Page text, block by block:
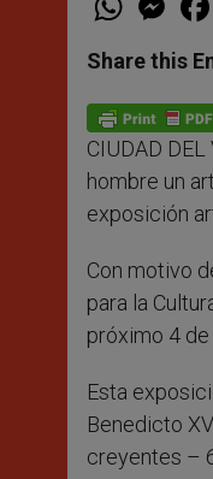
t
s
p
p
e
s
e
g
e
r
Share this
CIUDAD
hombre un
exposición
Con motivo
para la
próximo 4
Esta
Benedicto
creyentes –